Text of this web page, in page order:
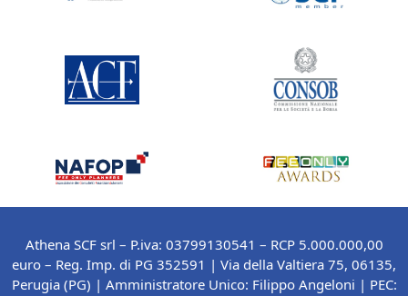
Athena SCF srl – P.iva: 03799130541 – RCP 5.000.000,00
euro – Reg. Imp. di PG 352591 | Via della Valtiera 75, 06135,
Perugia (PG) | Amministratore Unico: Filippo Angeloni | PEC: